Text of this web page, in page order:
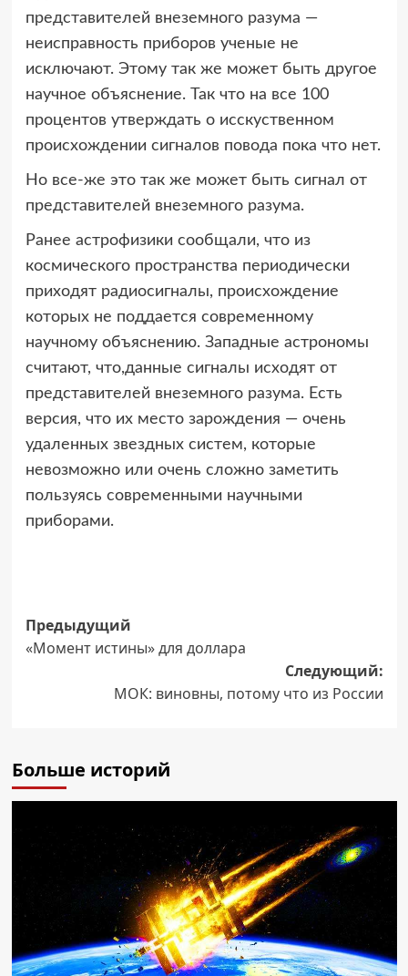
представителей внеземного разума —
неисправность приборов ученые не
исключают. Этому так же может быть другое
научное объяснение. Так что на все 100
процентов утверждать о исскуственном
происхождении сигналов повода пока что нет.
Но все-же это так же может быть сигнал от
представителей внеземного разума.
Ранее астрофизики сообщали, что из
космического пространства периодически
приходят радиосигналы, происхождение
которых не поддается современному
научному объяснению. Западные астрономы
считают, что,данные сигналы исходят от
представителей внеземного разума. Есть
версия, что их место зарождения — очень
удаленных звездных систем, которые
невозможно или очень сложно заметить
пользуясь современными научными
приборами.
Навигация
записи
Предыдущий
«Момент истины» для доллара
Следующий:
МОК: виновны, потому что из России
Больше историй